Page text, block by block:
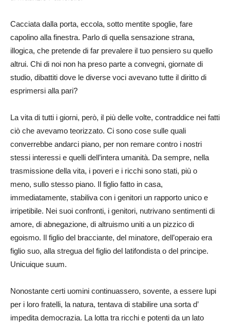
Cacciata dalla porta, eccola, sotto mentite spoglie, fare
capolino alla finestra. Parlo di quella sensazione strana,
illogica, che pretende di far prevalere il tuo pensiero su quello
altrui. Chi di noi non ha preso parte a convegni, giornate di
studio, dibattiti dove le diverse voci avevano tutte il diritto di
esprimersi alla pari?
La vita di tutti i giorni, però, il più delle volte, contraddice nei fatti
ciò che avevamo teorizzato. Ci sono cose sulle quali
converrebbe andarci piano, per non remare contro i nostri
stessi interessi e quelli dell’intera umanità. Da sempre, nella
trasmissione della vita, i poveri e i ricchi sono stati, più o
meno, sullo stesso piano. Il figlio fatto in casa,
immediatamente, stabiliva con i genitori un rapporto unico e
irripetibile. Nei suoi confronti, i genitori, nutrivano sentimenti di
amore, di abnegazione, di altruismo uniti a un pizzico di
egoismo. Il figlio del bracciante, del minatore, dell’operaio era
figlio suo, alla stregua del figlio del latifondista o del principe.
Unicuique suum.
Nonostante certi uomini continuassero, sovente, a essere lupi
per i loro fratelli, la natura, tentava di stabilire una sorta d’
impedita democrazia. La lotta tra ricchi e potenti da un lato